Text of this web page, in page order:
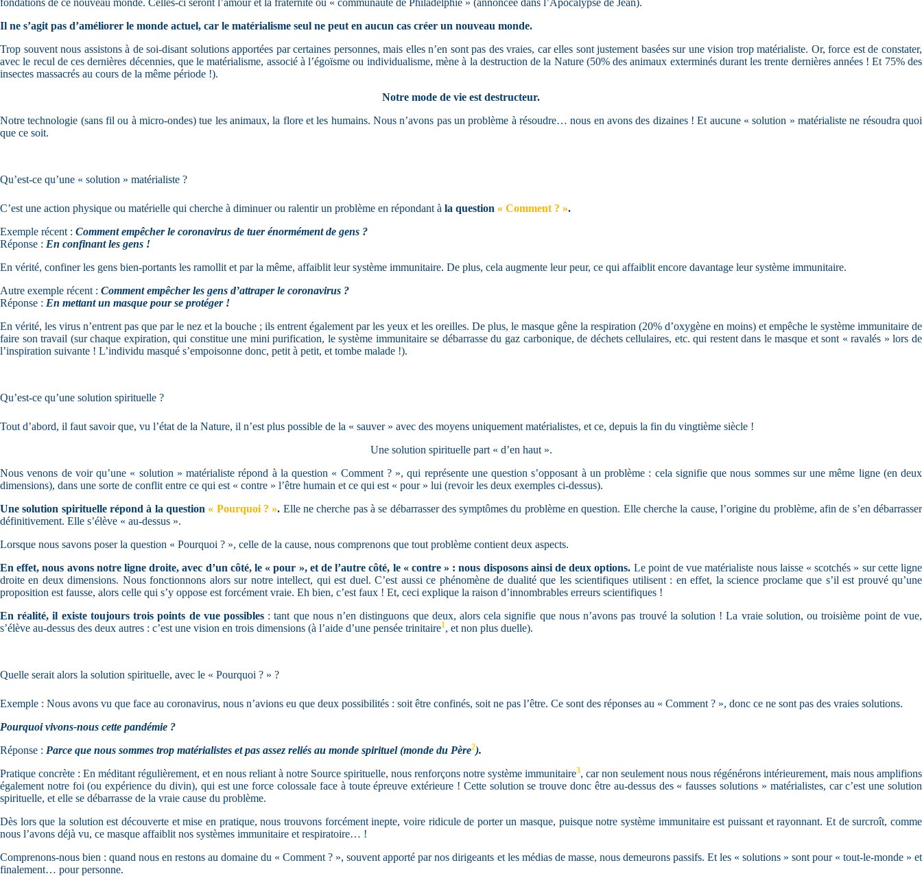
fondations de ce nouveau monde. Celles-ci seront l’amour et la fraternité ou « communauté de Philadelphie » (annoncée dans l’Apocalypse de Jean).
Il ne s’agit pas d’améliorer le monde actuel, car le matérialisme seul ne peut en aucun cas créer un nouveau monde.
Trop souvent nous assistons à de soi-disant solutions apportées par certaines personnes, mais elles n’en sont pas des vraies, car elles sont justement basées sur une vision trop matérialiste. Or, force est de constater,
avec le recul de ces dernières décennies, que le matérialisme, associé à l’égoïsme ou individualisme, mène à la destruction de la Nature (50% des animaux exterminés durant les trente dernières années ! Et 75% des
insectes massacrés au cours de la même période !).
Notre mode de vie est destructeur.
Notre technologie (sans fil ou à micro-ondes) tue les animaux, la flore et les humains. Nous n’avons pas un problème à résoudre… nous en avons des dizaines ! Et aucune « solution » matérialiste ne résoudra quoi
que ce soit.
Qu’est-ce qu’une « solution » matérialiste ?
C’est une action physique ou matérielle qui cherche à diminuer ou ralentir un problème en répondant à la question « Comment ? ».
Exemple récent : Comment empêcher le coronavirus de tuer énormément de gens ?
Réponse : En confinant les gens !
En vérité, confiner les gens bien-portants les ramollit et par la même, affaiblit leur système immunitaire. De plus, cela augmente leur peur, ce qui affaiblit encore davantage leur système immunitaire.
Autre exemple récent : Comment empêcher les gens d’attraper le coronavirus ?
Réponse : En mettant un masque pour se protéger !
En vérité, les virus n’entrent pas que par le nez et la bouche ; ils entrent également par les yeux et les oreilles. De plus, le masque gêne la respiration (20% d’oxygène en moins) et empêche le système immunitaire de
faire son travail (sur chaque expiration, qui constitue une mini purification, le système immunitaire se débarrasse du gaz carbonique, de déchets cellulaires, etc. qui restent dans le masque et sont « ravalés » lors de
l’inspiration suivante ! L’individu masqué s’empoisonne donc, petit à petit, et tombe malade !).
Qu’est-ce qu’une solution spirituelle ?
Tout d’abord, il faut savoir que, vu l’état de la Nature, il n’est plus possible de la « sauver » avec des moyens uniquement matérialistes, et ce, depuis la fin du vingtième siècle !
Une solution spirituelle part « d’en haut ».
Nous venons de voir qu’une « solution » matérialiste répond à la question « Comment ? », qui représente une question s’opposant à un problème : cela signifie que nous sommes sur une même ligne (en deux
dimensions), dans une sorte de conflit entre ce qui est « contre » l’être humain et ce qui est « pour » lui (revoir les deux exemples ci-dessus).
Une solution spirituelle répond à la question « Pourquoi ? ». Elle ne cherche pas à se débarrasser des symptômes du problème en question. Elle cherche la cause, l’origine du problème, afin de s’en débarrasser
définitivement. Elle s’élève « au-dessus ».
Lorsque nous savons poser la question « Pourquoi ? », celle de la cause, nous comprenons que tout problème contient deux aspects.
En effet, nous avons notre ligne droite, avec d’un côté, le « pour », et de l’autre côté, le « contre » : nous disposons ainsi de deux options. Le point de vue matérialiste nous laisse « scotchés » sur cette ligne
droite en deux dimensions. Nous fonctionnons alors sur notre intellect, qui est duel. C’est aussi ce phénomène de dualité que les scientifiques utilisent : en effet, la science proclame que s’il est prouvé qu’une
proposition est fausse, alors celle qui s’y oppose est forcément vraie. Eh bien, c’est faux ! Et, ceci explique la raison d’innombrables erreurs scientifiques !
En réalité, il existe toujours trois points de vue possibles : tant que nous n’en distinguons que deux, alors cela signifie que nous n’avons pas trouvé la solution ! La vraie solution, ou troisième point de vue,
s’élève au-dessus des deux autres : c’est une vision en trois dimensions (à l’aide d’une pensée trinitaire1, et non plus duelle).
Quelle serait alors la solution spirituelle, avec le « Pourquoi ? » ?
Exemple : Nous avons vu que face au coronavirus, nous n’avions eu que deux possibilités : soit être confinés, soit ne pas l’être. Ce sont des réponses au « Comment ? », donc ce ne sont pas des vraies solutions.
Pourquoi vivons-nous cette pandémie ?
Réponse : Parce que nous sommes trop matérialistes et pas assez reliés au monde spirituel (monde du Père2).
Pratique concrète : En méditant régulièrement, et en nous reliant à notre Source spirituelle, nous renforçons notre système immunitaire3, car non seulement nous nous régénérons intérieurement, mais nous amplifions
également notre foi (ou expérience du divin), qui est une force colossale face à toute épreuve extérieure ! Cette solution se trouve donc être au-dessus des « fausses solutions » matérialistes, car c’est une solution
spirituelle, et elle se débarrasse de la vraie cause du problème.
Dès lors que la solution est découverte et mise en pratique, nous trouvons forcément inepte, voire ridicule de porter un masque, puisque notre système immunitaire est puissant et rayonnant. Et de surcroît, comme
nous l’avons déjà vu, ce masque affaiblit nos systèmes immunitaire et respiratoire… !
Comprenons-nous bien : quand nous en restons au domaine du « Comment ? », souvent apporté par nos dirigeants et les médias de masse, nous demeurons passifs. Et les « solutions » sont pour « tout-le-monde » et
finalement… pour personne.